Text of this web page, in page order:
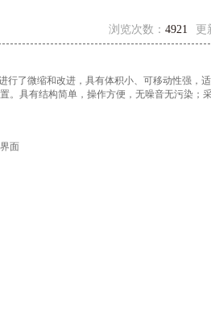
浏览次数： 4921 更
行了微缩和改进，具有体积小、可移动性强，
。具有结构简单，操作方便，无噪音无污染；
面